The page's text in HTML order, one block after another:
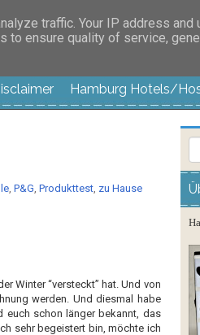
Hamburg Hotels/
, P&G, Produkttest, zu Hause
Winter “versteckt” hat. Und von
werden. Und diesmal habe
euch schon länger bekannt, das
sehr begeistert bin, möchte ich
traffic. Your IP address and
to ensure quality of service,